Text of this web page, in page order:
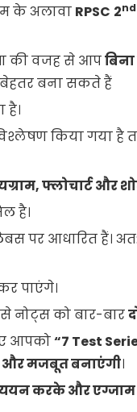
के अलावा RPSC 2nd
की वजह से आपबिना
बना सकते हैं
है।
किया गया है
,फ्लोचार्ट और
है।
पर आधारित हैं।
पाएंगे।
नोट्स को बार-बार
आपको“7 Test
और मजबूत बनाएंगी।
करके और एग्जाम